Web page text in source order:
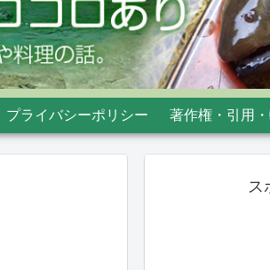
プライバシーポリシー 著作権・引用
ス